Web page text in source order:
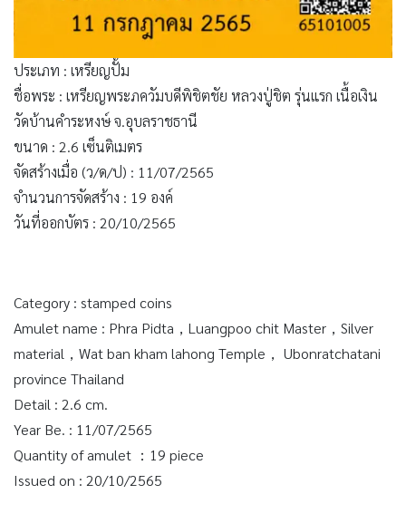
ประเภท : เหรียญปั้ม
ชื่อพระ : เหรียญพระภควัมบดีพิชิตชัย หลวงปู่ชิต รุ่นแรก เนื้อเงิน
วัดบ้านคำระหงษ์ จ.อุบลราชธานี
ขนาด : 2.6 เซ็นติเมตร
จัดสร้างเมื่อ (ว/ด/ป) : 11/07/2565
จำนวนการจัดสร้าง : 19 องค์
วันที่ออกบัตร : 20/10/2565
Category : stamped coins
Amulet name : Phra Pidta，Luangpoo chit Master，Silver
material，Wat ban kham lahong Temple， Ubonratchatani
province Thailand
Detail : 2.6 cm.
Year Be. : 11/07/2565
Quantity of amulet ：19 piece
Issued on : 20/10/2565